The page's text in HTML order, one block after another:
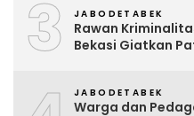
3 JABODETABEK
Rawan
Bekasi Giatkan
JABODETABEK
Warga dan